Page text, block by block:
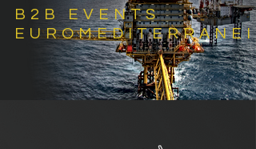
B2B EVENTS
EUROMEDITERRANEI